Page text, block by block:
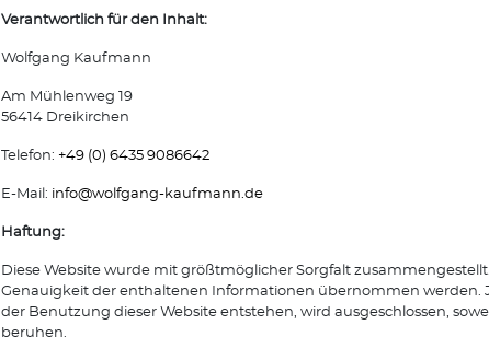
Verantwortlich für den Inhalt:
Wolfgang Kaufmann
Am Mühlenweg 19
56414 Dreikirchen
Telefon: +49 (0) 6435 9086642
E-Mail: info@wolfgang-kaufmann.de
Haftung:
Diese Website wurde mit größtmöglicher Sorgfalt
Genauigkeit der enthaltenen Informationen übernommen werden.
der Benutzung dieser Website entstehen, wird ausgeschlossen,
beruhen.